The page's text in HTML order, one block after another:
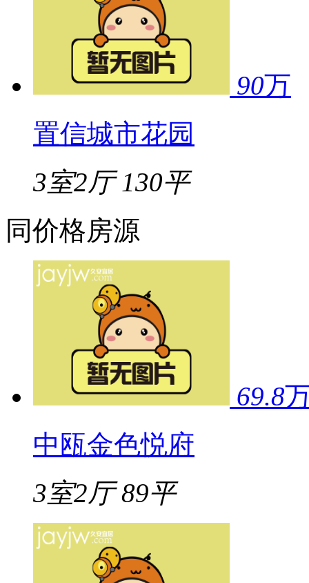
90万
置信城市花园
3室2厅 130平
同价格房源
69.8
中瓯金色悦府
3室2厅 89平